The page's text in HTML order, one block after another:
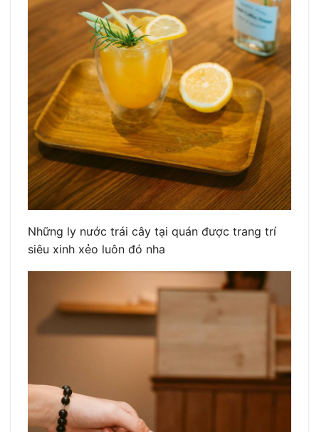
Những ly nước trái cây tại quán được trang trí
siêu xinh xẻo luôn đó nha